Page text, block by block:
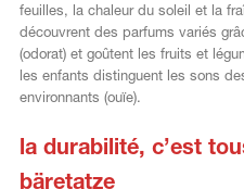
feuilles, la chaleur du soleil et la
découvrent des parfums variés
(odorat) et goûtent les fruits et
les enfants distinguent les sons
environnants (ouïe).
la durabilité, c’est
bäretatze